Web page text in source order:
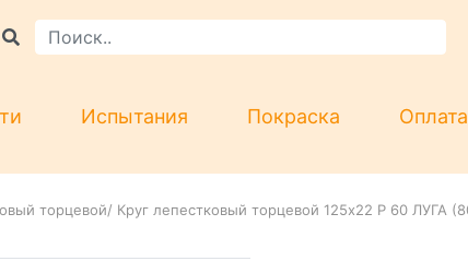
Испытания Покраска
торцевой/ Круг лепестковый торцевой 125х22 P 60 ЛУГА